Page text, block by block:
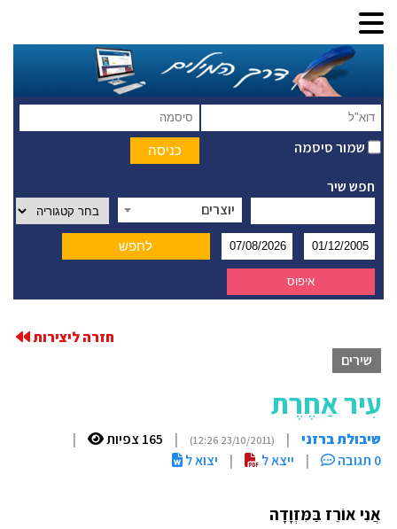
שמור סיסמה
חפש שיר
יוצרים
חזרה ליצירות
שירים
עִיר אַחֶרֶת
שיבולת ברזני |
(23/10/2011 12:26)
| 165 צפיות
|
0 תגובה
| ייצא ל | יצוא ל
אֲנִי אוֹרֵז בַּמִּזְוָדָה